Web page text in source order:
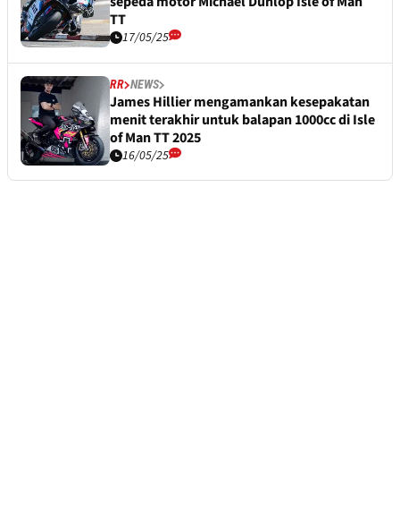
TT
17/05/25
RR NEWS
James Hillier mengamankan kesepakatan
menit terakhir untuk balapan 1000cc di Isle
of Man TT 2025
16/05/25